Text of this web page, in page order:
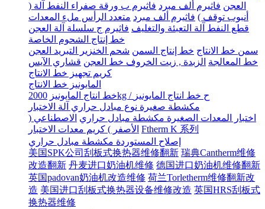
العجن فاثيرم ألف مبرد فاثيرم ب ورقة صفراء النفط آلة (
أنبوب توقف ) فاثيرم ألف مبرد متعدد الرأس ملء المعدات
قطع النفط آلة التعبئة والتغليف فاثيرم ج سلسلة آلة العجن
خط إنتاج الشحوم الخاصة
سمن خط الانتاج خط إنتاج السمن شحم الخنزير التبريد العجن
خط المعالجة الزبدة , زيت الخروف خط العجن قشاري الآيس
كريم تجهيز خط الانتاج
المايونيز خط الانتاج
خط انتاج المايونيز
2000kg / ح خط انتاج المايونيز
مكشطة صغيرة نوع مبادل حراري آلة الاختبار
اختبار المعدات الصغيرة مكشطة مبادل حراري الاصطناعي (
الأصفر ) كريم معدات الاختبار Ftherm K 系列
إصلاح المستوردة مكشطة مبادل حراري
美国SPK公司刮板式换热器维修翻新 瑞典Cantherm维修
改造翻新 丹麦进口奶油机维修 德国进口奶油机维修翻新
英国padovan奶油机改造维修 荷兰Torletherm维修翻新改
造 美国进口刮板式换热器设备维修改造 英国HRS刮板式
换热器维修